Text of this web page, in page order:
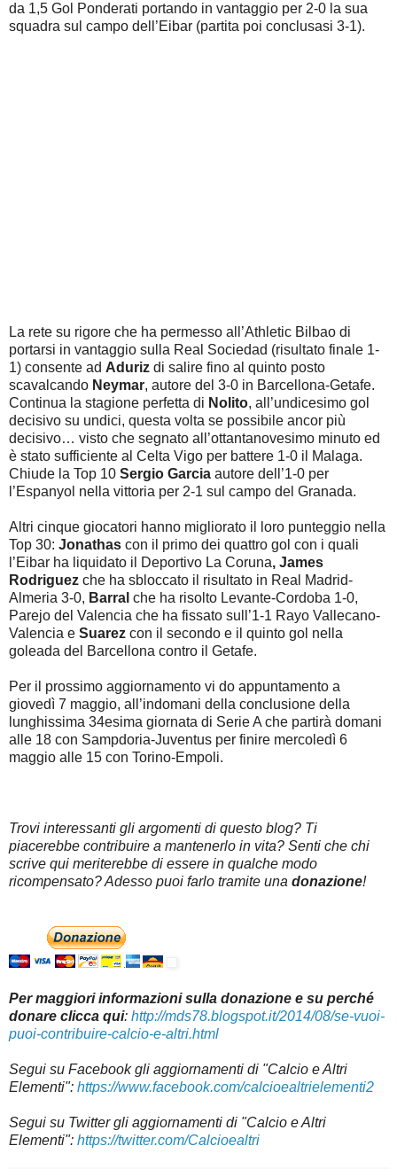
da 1,5 Gol Ponderati portando in vantaggio per 2-0 la sua
squadra sul campo dell’Eibar (partita poi conclusasi 3-1).
La rete su rigore che ha permesso all’Athletic Bilbao di
portarsi in vantaggio sulla Real Sociedad (risultato finale 1-
1) consente ad Aduriz di salire fino al quinto posto
scavalcando Neymar, autore del 3-0 in Barcellona-Getafe.
Continua la stagione perfetta di Nolito, all’undicesimo gol
decisivo su undici, questa volta se possibile ancor più
decisivo… visto che segnato all’ottantanovesimo minuto ed
è stato sufficiente al Celta Vigo per battere 1-0 il Malaga.
Chiude la Top 10 Sergio Garcia autore dell’1-0 per
l’Espanyol nella vittoria per 2-1 sul campo del Granada.
Altri cinque giocatori hanno migliorato il loro punteggio nella
Top 30: Jonathas con il primo dei quattro gol con i quali
l’Eibar ha liquidato il Deportivo La Coruna, James
Rodriguez che ha sbloccato il risultato in Real Madrid-
Almeria 3-0, Barral che ha risolto Levante-Cordoba 1-0,
Parejo del Valencia che ha fissato sull’1-1 Rayo Vallecano-
Valencia e Suarez con il secondo e il quinto gol nella
goleada del Barcellona contro il Getafe.
Per il prossimo aggiornamento vi do appuntamento a
giovedì 7 maggio, all’indomani della conclusione della
lunghissima 34esima giornata di Serie A che partirà domani
alle 18 con Sampdoria-Juventus per finire mercoledì 6
maggio alle 15 con Torino-Empoli.
Trovi interessanti gli argomenti di questo blog? Ti
piacerebbe contribuire a mantenerlo in vita? Senti che chi
scrive qui meriterebbe di essere in qualche modo
ricompensato? Adesso puoi farlo tramite una donazione!
Per maggiori informazioni sulla donazione e su perché
donare clicca qui: http://mds78.blogspot.it/2014/08/se-vuoi-
puoi-contribuire-calcio-e-altri.html
Segui su Facebook gli aggiornamenti di "Calcio e Altri
Elementi": https://www.facebook.com/calcioealtrielementi2
Segui su Twitter gli aggiornamenti di "Calcio e Altri
Elementi": https://twitter.com/Calcioealtri